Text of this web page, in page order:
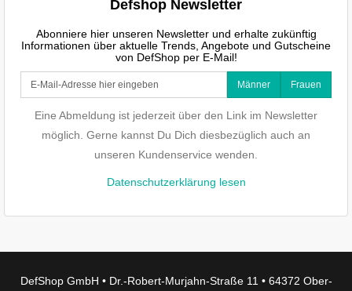
Defshop Newsletter
Abonniere hier unseren Newsletter und erhalte zukünftig
Informationen über aktuelle Trends, Angebote und Gutscheine
von DefShop per E-Mail!
Männer Frauen
Eine Abmeldung ist jederzeit über den Link im Newsletter
möglich. Gerne kannst Du Dich diesbezüglich auch an
unseren Kundenservice wenden.
Datenschutzerklärung lesen
DefShop GmbH • Dr.-Robert-Murjahn-Straße 11 • 64372 Ober-